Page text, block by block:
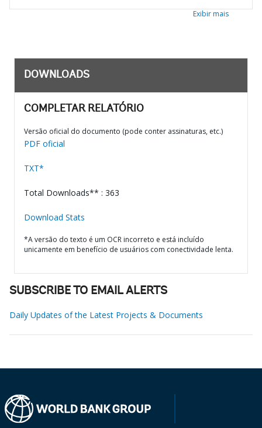
Exibir mais
DOWNLOADS
COMPLETAR RELATÓRIO
Versão oficial do documento (pode conter assinaturas, etc.)
PDF oficial
TXT*
Total Downloads** : 363
Download Stats
*A versão do texto é um OCR incorreto e está incluído
unicamente em benefício de usuários com conectividade lenta.
SUBSCRIBE TO EMAIL ALERTS
Daily Updates of the Latest Projects & Documents